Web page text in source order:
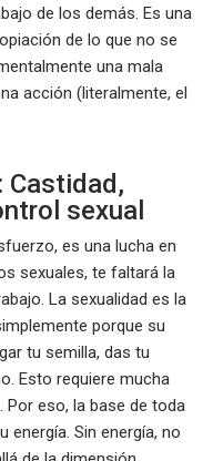
de los demás. Es una
de lo que no se
una mala
acción (literalmente, el
Castidad,
sexual
es una lucha en
sexuales, te faltará la
La sexualidad es la
porque su
tu semilla, das tu
Esto requiere mucha
Por eso, la base de toda
energía. Sin energía, no